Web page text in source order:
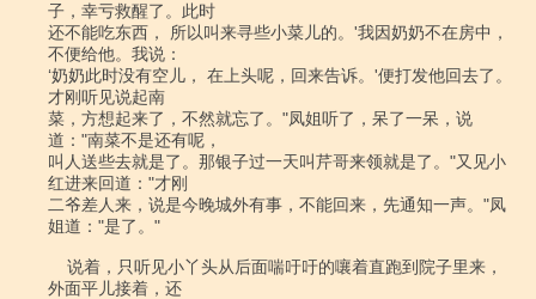
子，幸亏救醒了。此时
还不能吃东西， 所以叫来寻些小菜儿的。'我因奶奶不在房中，
不便给他。我说：
‘奶奶此时没有空儿， 在上头呢，回来告诉。'便打发他回去了。
才刚听见说起南
菜，方想起来了，不然就忘了。"凤姐听了，呆了一呆，说
道："南菜不是还有呢，
叫人送些去就是了。那银子过一天叫芹哥来领就是了。"又见小
红进来回道："才刚
二爷差人来，说是今晚城外有事，不能回来，先通知一声。"凤
姐道："是了。"
外面平儿接着，还